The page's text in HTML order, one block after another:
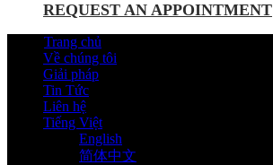
REQUEST AN APPOINTMENT
Trang chủ
Về chúng tôi
Giải pháp
Tin Tức
Liên hệ
Tiếng Việt
English
简体中文